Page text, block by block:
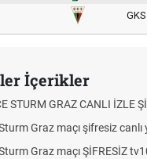
İçerikler
STURM GRAZ CANLI İZLE
Graz maçı şifresiz canlı
Graz maçı ŞİFRESİZ